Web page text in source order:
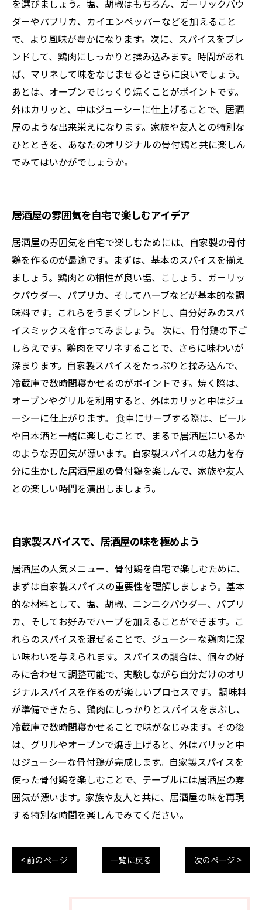
を選びましょう。塩、胡椒はもちろん、ガーリックパウ
ダーやパプリカ、カイエンペッパーなどを加えること
で、より風味が豊かになります。次に、スパイスをブレ
ンドして、鶏肉にしっかりと揉み込みます。時間があれ
ば、マリネして味をなじませるとさらに良いでしょう。
あとは、オーブンでじっくり焼くことがポイントです。
外はカリッと、中はジューシーに仕上げることで、居酒
屋のような出来栄えになります。家族や友人との特別な
ひとときを、あなたのオリジナルの骨付鶏と共に楽しん
でみてはいかがでしょうか。
居酒屋の雰囲気を自宅で楽しむアイデア
居酒屋の雰囲気を自宅で楽しむためには、自家製の骨付
鶏を作るのが最適です。まずは、基本のスパイスを揃え
ましょう。鶏肉との相性が良い塩、こしょう、ガーリッ
クパウダー、パプリカ、そしてハーブなどが基本的な調
味料です。これらをうまくブレンドし、自分好みのスパ
イスミックスを作ってみましょう。 次に、骨付鶏の下ご
しらえです。鶏肉をマリネすることで、さらに味わいが
深まります。自家製スパイスをたっぷりと揉み込んで、
冷蔵庫で数時間寝かせるのがポイントです。焼く際は、
オーブンやグリルを利用すると、外はカリッと中はジュ
ーシーに仕上がります。 食卓にサーブする際は、ビール
や日本酒と一緒に楽しむことで、まるで居酒屋にいるか
のような雰囲気が漂います。自家製スパイスの魅力を存
分に生かした居酒屋風の骨付鶏を楽しんで、家族や友人
との楽しい時間を演出しましょう。
自家製スパイスで、居酒屋の味を極めよう
居酒屋の人気メニュー、骨付鶏を自宅で楽しむために、
まずは自家製スパイスの重要性を理解しましょう。基本
的な材料として、塩、胡椒、ニンニクパウダー、パプリ
カ、そしてお好みでハーブを加えることができます。こ
れらのスパイスを混ぜることで、ジューシーな鶏肉に深
い味わいを与えられます。スパイスの調合は、個々の好
みに合わせて調整可能で、実験しながら自分だけのオリ
ジナルスパイスを作るのが楽しいプロセスです。 調味料
が準備できたら、鶏肉にしっかりとスパイスをまぶし、
冷蔵庫で数時間寝かせることで味がなじみます。その後
は、グリルやオーブンで焼き上げると、外はパリッと中
はジューシーな骨付鶏が完成します。自家製スパイスを
使った骨付鶏を楽しむことで、テーブルには居酒屋の雰
囲気が漂います。家族や友人と共に、居酒屋の味を再現
する特別な時間を楽しんでみてください。
< 前のページ 一覧に戻る 次のページ >